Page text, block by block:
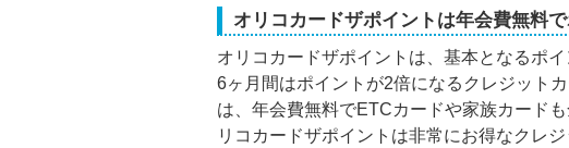
オリコカードザポイントは年会費無料
オリコカードザポイントは、基本となるポ
6ヶ月間はポイントが2倍になるクレジット
は、年会費無料でETCカードや家族カード
リコカードザポイントは非常にお得なクレジ